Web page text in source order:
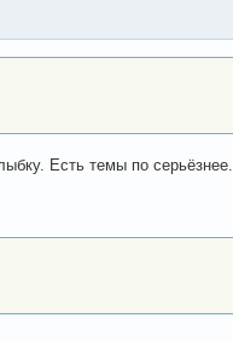
Есть темы по серьёзнее.